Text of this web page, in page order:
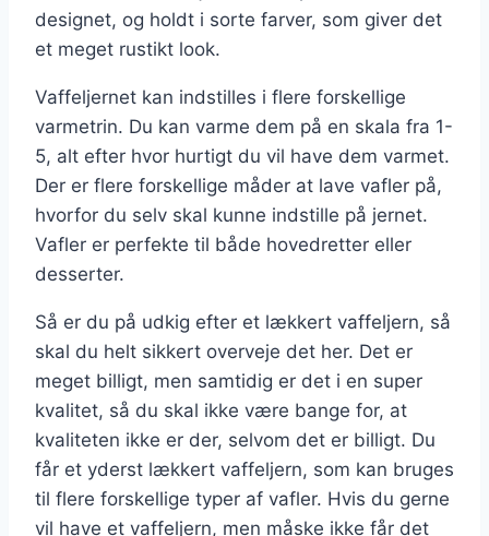
designet, og holdt i sorte farver, som giver det
et meget rustikt look.
Vaffeljernet kan indstilles i flere forskellige
varmetrin. Du kan varme dem på en skala fra 1-
5, alt efter hvor hurtigt du vil have dem varmet.
Der er flere forskellige måder at lave vafler på,
hvorfor du selv skal kunne indstille på jernet.
Vafler er perfekte til både hovedretter eller
desserter.
Så er du på udkig efter et lækkert vaffeljern, så
skal du helt sikkert overveje det her. Det er
meget billigt, men samtidig er det i en super
kvalitet, så du skal ikke være bange for, at
kvaliteten ikke er der, selvom det er billigt. Du
får et yderst lækkert vaffeljern, som kan bruges
til flere forskellige typer af vafler. Hvis du gerne
vil have et vaffeljern, men måske ikke får det